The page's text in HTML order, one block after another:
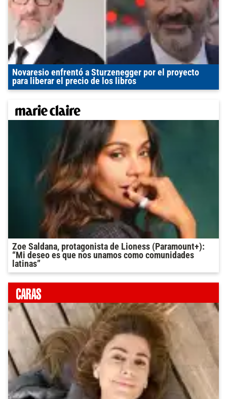
Novaresio enfrentó a Sturzenegger por el proyecto
para liberar el precio de los libros
Zoe Saldana, protagonista de Lioness (Paramount+):
“Mi deseo es que nos unamos como comunidades
latinas”